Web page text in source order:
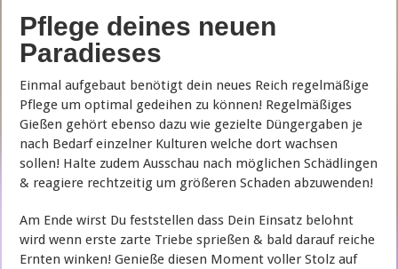
Pflege deines neuen
Paradieses
Einmal aufgebaut benötigt dein neues Reich regelmäßige
Pflege um optimal gedeihen zu können! Regelmäßiges
Gießen gehört ebenso dazu wie gezielte Düngergaben je
nach Bedarf einzelner Kulturen welche dort wachsen
sollen! Halte zudem Ausschau nach möglichen Schädlingen
& reagiere rechtzeitig um größeren Schaden abzuwenden!
Am Ende wirst Du feststellen dass Dein Einsatz belohnt
wird wenn erste zarte Triebe sprießen & bald darauf reiche
Ernten winken! Genieße diesen Moment voller Stolz auf